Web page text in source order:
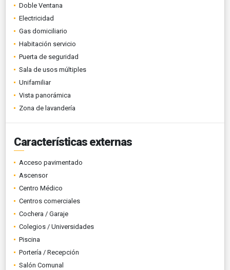
Doble Ventana
Electricidad
Gas domiciliario
Habitación servicio
Puerta de seguridad
Sala de usos múltiples
Unifamiliar
Vista panorámica
Zona de lavandería
Características externas
Acceso pavimentado
Ascensor
Centro Médico
Centros comerciales
Cochera / Garaje
Colegios / Universidades
Piscina
Portería / Recepción
Salón Comunal